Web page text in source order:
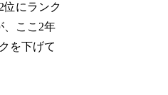
位にランク
、ここ2年
を下げて